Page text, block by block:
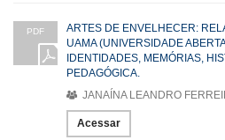
PDF
ARTES DE ENVELHECER:
UAMA (UNIVERSIDADE
IDENTIDADES, MEMÓRIAS,
PEDAGÓGICA.
JANAÍNA LEANDRO
Acessar